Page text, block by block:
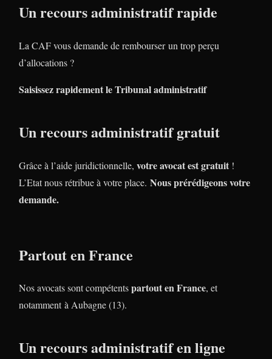
Un recours administratif rapide
La CAF vous demande de rembourser un trop perçu
d’allocations ?
Saisissez rapidement le Tribunal administratif
Un recours administratif gratuit
Grâce à l’aide juridictionnelle, votre avocat est gratuit !
L’Etat nous rétribue à votre place. Nous prérédigeons votre
demande.
Partout en France
Nos avocats sont compétentspartout en France, et
notamment à Aubagne (13).
Un recours administratif en ligne